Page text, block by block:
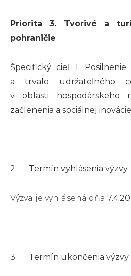
Priorita 3. Tvorivé a
pohraničie
Špecifický cieľ 1.
a trvalo udržateľného
v oblasti hospodárskeho
začlenenia a sociálnej inovácie
2. Termín vyhlásenia výzvy
Výzva je vyhlásená dňa
3. Termín ukončenia výzvy